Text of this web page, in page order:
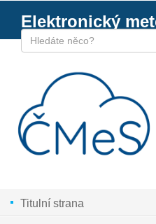
Elektronický
Titulní strana